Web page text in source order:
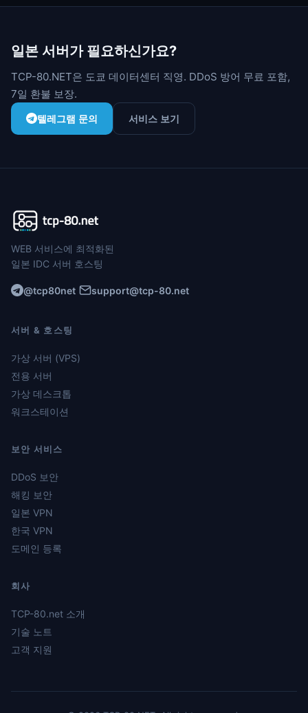
일본 서버가 필요하신가요?
TCP-80.NET은 도쿄 데이터센터 직영. DDoS 방어 무료 포함,
7일 환불 보장.
텔레그램 문의 서비스 보기
WEB 서비스에 최적화된
일본 IDC 서버 호스팅
@tcp80net support@tcp-80.net
서버 & 호스팅
가상 서버 (VPS)
전용 서버
가상 데스크톱
워크스테이션
보안 서비스
DDoS 보안
해킹 보안
일본 VPN
한국 VPN
도메인 등록
회사
TCP-80.net 소개
기술 노트
고객 지원